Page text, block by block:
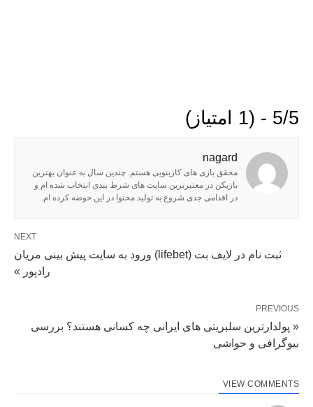
5/5 - (1 امتیاز)
nagard
محقق بازی های کازینویی هستم. چندین سال به عنوان بهترین
بازیکن در معتبرترین سایت های شرط بندی انتخاب شده ام و
در اقدامی جدی شروع به تولید محتوا در این حوضه کرده ام.
NEXT
ثبت نام در لایف بت (lifebet) ورود به سایت پیش بینی مریان
رادپور »
PREVIOUS
« پولدارترین سلبریتی های ایرانی چه کسانی هستند؟ بررسی
بیوگرافی و حواشی
VIEW COMMENTS